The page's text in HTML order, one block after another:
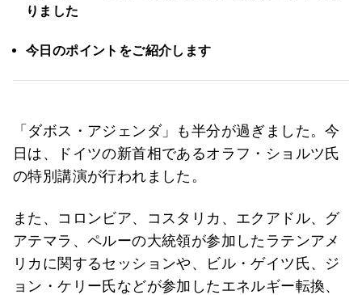
りました
今日のポイントをご紹介します
「ダボス・アジェンダ」も半分が過ぎました。今
日は、ドイツの新首相であるオラフ・ショルツ氏
の特別講演が行われました。
また、コロンビア、コスタリカ、エクアドル、グ
アテマラ、ペルーの大統領が参加したラテンアメ
リカに関するセッションや、ビル・ゲイツ氏、ジ
ョン・ケリー氏などが参加したエネルギー転換、